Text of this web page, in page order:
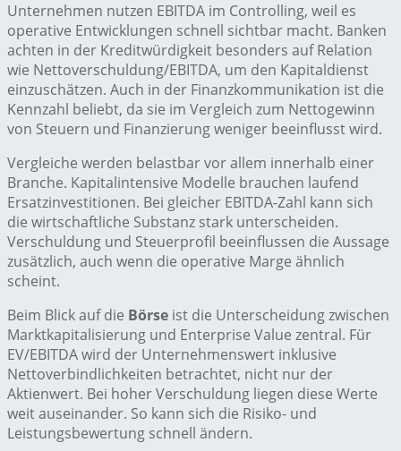
Unternehmen nutzen EBITDA im Controlling, weil es
operative Entwicklungen schnell sichtbar macht. Banken
achten in der Kreditwürdigkeit besonders auf Relation
wie Nettoverschuldung/EBITDA, um den Kapitaldienst
einzuschätzen. Auch in der Finanzkommunikation ist die
Kennzahl beliebt, da sie im Vergleich zum Nettogewinn
von Steuern und Finanzierung weniger beeinflusst wird.
Vergleiche werden belastbar vor allem innerhalb einer
Branche. Kapitalintensive Modelle brauchen laufend
Ersatzinvestitionen. Bei gleicher EBITDA-Zahl kann sich
die wirtschaftliche Substanz stark unterscheiden.
Verschuldung und Steuerprofil beeinflussen die Aussage
zusätzlich, auch wenn die operative Marge ähnlich
scheint.
Beim Blick auf die Börse ist die Unterscheidung zwischen
Marktkapitalisierung und Enterprise Value zentral. Für
EV/EBITDA wird der Unternehmenswert inklusive
Nettoverbindlichkeiten betrachtet, nicht nur der
Aktienwert. Bei hoher Verschuldung liegen diese Werte
weit auseinander. So kann sich die Risiko- und
Leistungsbewertung schnell ändern.